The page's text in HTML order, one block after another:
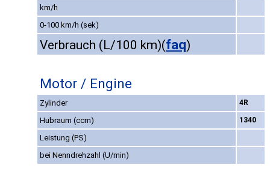
km/h
0-100 km/h (sek)
Verbrauch (L/100 km)(faq)
Motor / Engine
Zylinder 4R
Hubraum (ccm) 1340
Leistung (PS)
bei Nenndrehzahl (U/min)